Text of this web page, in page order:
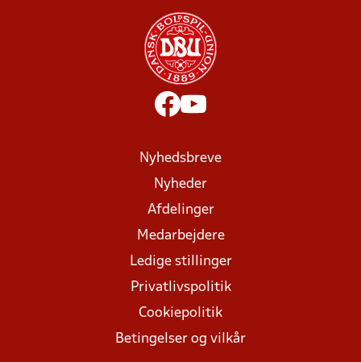
Nyhedsbreve
Nyheder
Afdelinger
Medarbejdere
Ledige stillinger
Privatlivspolitik
Cookiepolitik
Betingelser og vilkår